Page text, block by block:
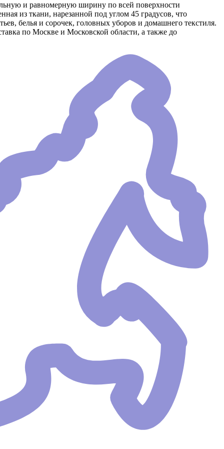
и равномерную ширину по всей поверхности
из ткани, нарезанной под углом 45 градусов, что
белья и сорочек, головных уборов и домашнего текстиля.
по Москве и Московской области, а также до